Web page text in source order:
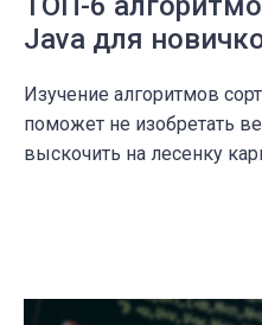
Java для
Изучение алгоритмов
поможет не изобретать
выскочить на лесенку